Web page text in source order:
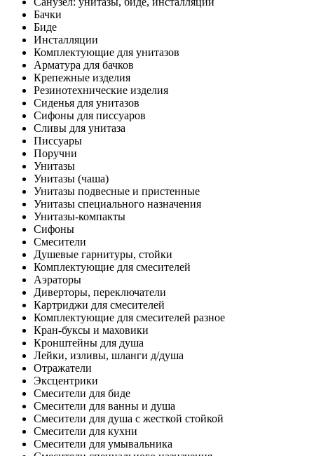
Бачки
Биде
Инсталляции
Комплектующие для унитазов
Арматура для бачков
Крепежные изделия
Резинотехнические изделия
Сиденья для унитазов
Сифоны для писсуаров
Сливы для унитаза
Писсуары
Поручни
Унитазы
Унитазы (чаша)
Унитазы подвесные и пристенные
Унитазы специального назначения
Унитазы-компакты
Сифоны
Смесители
Душевые гарнитуры, стойки
Комплектующие для смесителей
Аэраторы
Диверторы, переключатели
Картриджи для смесителей
Комплектующие для смесителей разное
Кран-буксы и маховики
Кронштейны для душа
Лейки, изливы, шланги д/душа
Отражатели
Эксцентрики
Смесители для биде
Смесители для ванны и душа
Смесители для душа с жесткой стойкой
Смесители для кухни
Смесители для умывальника